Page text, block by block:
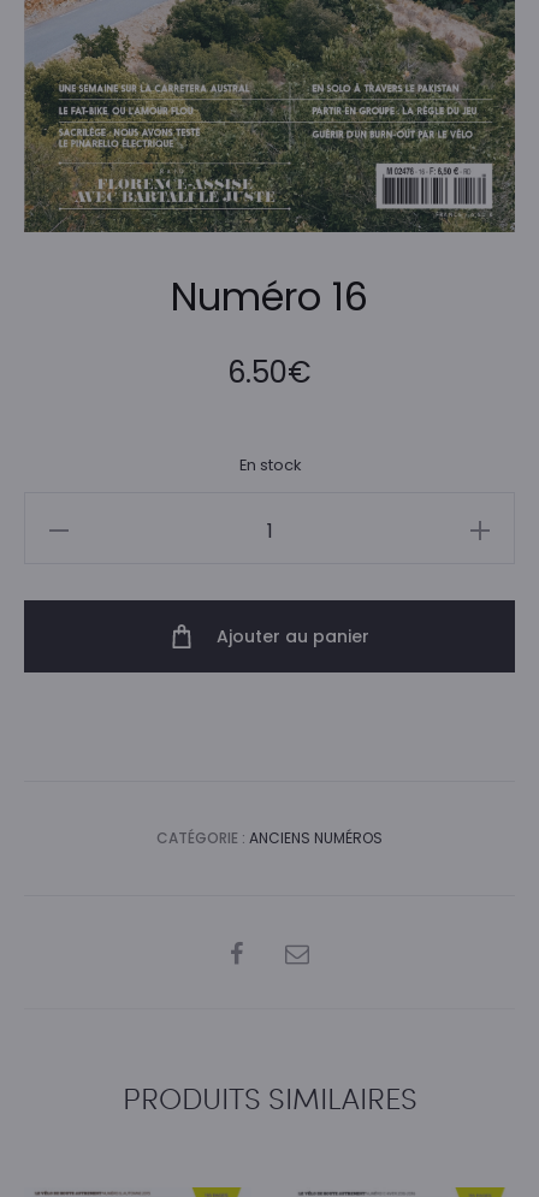
Numéro 16
6.50€
En stock
Ajouter au panier
CATÉGORIE : ANCIENS NUMÉROS
SHARE
PRODUITS SIMILAIRES